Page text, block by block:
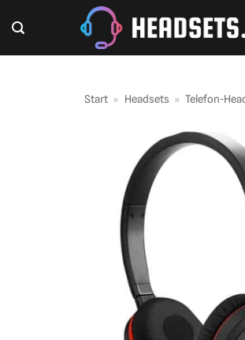
Inhalt
springen
Start » Headsets » Telefon-